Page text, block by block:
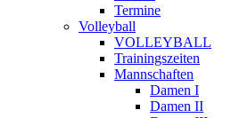
Termine
Volleyball
VOLLEYBALL
Trainingszeiten
Mannschaften
Damen I
Damen II